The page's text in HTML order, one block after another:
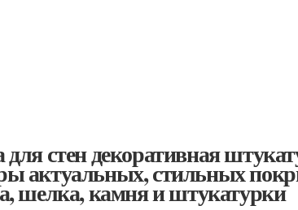
стен декоративная
актуальных, стильных
шелка, камня и штукатурки